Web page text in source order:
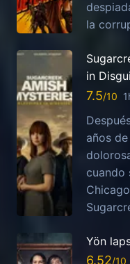
la
in
7.5
años
cuando
Yön
6.52